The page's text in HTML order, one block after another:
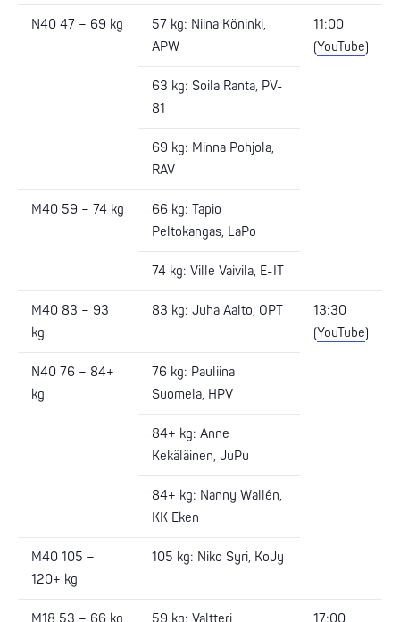
N40 47 – 69 kg
57 kg: Niina Köninki,
APW
11:00
(YouTube)
63 kg: Soila Ranta, PV-
81
69 kg: Minna Pohjola,
RAV
M40 59 – 74 kg
66 kg: Tapio
Peltokangas, LaPo
74 kg: Ville Vaivila, E-IT
M40 83 – 93
kg
83 kg: Juha Aalto, OPT
13:30
(YouTube)
N40 76 – 84+
kg
76 kg: Pauliina
Suomela, HPV
84+ kg: Anne
Kekäläinen, JuPu
84+ kg: Nanny Wallén,
KK Eken
M40 105 –
120+ kg
105 kg: Niko Syri, KoJy